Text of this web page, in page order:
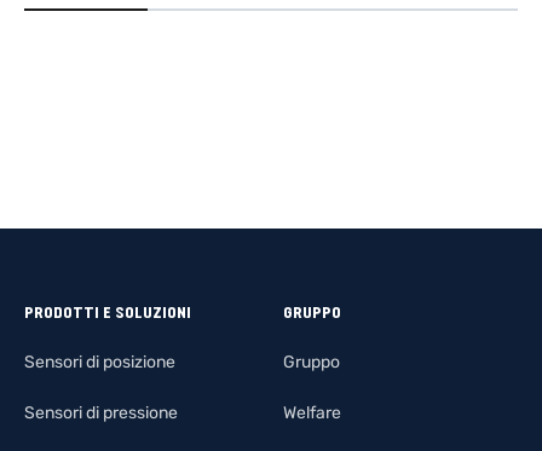
PRODOTTI E SOLUZIONI
Sensori di posizione
Sensori di pressione
GRUPPO
Gruppo
Welfare